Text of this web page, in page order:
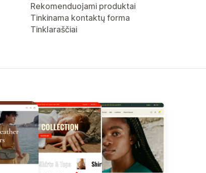
Rekomenduojami produktai
Tinkinama kontaktų forma
Tinklaraščiai